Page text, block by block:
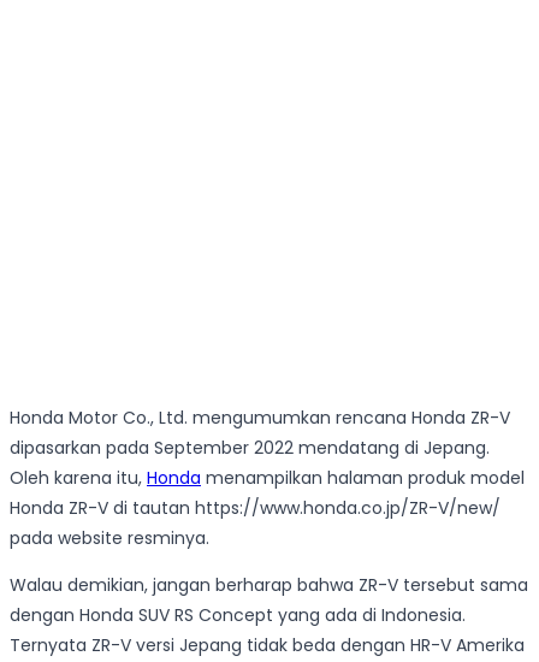
Honda Motor Co., Ltd. mengumumkan rencana Honda ZR-V
dipasarkan pada September 2022 mendatang di Jepang.
Oleh karena itu, Honda menampilkan halaman produk model
Honda ZR-V di tautan https://www.honda.co.jp/ZR-V/new/
pada website resminya.
Walau demikian, jangan berharap bahwa ZR-V tersebut sama
dengan Honda SUV RS Concept yang ada di Indonesia.
Ternyata ZR-V versi Jepang tidak beda dengan HR-V Amerika